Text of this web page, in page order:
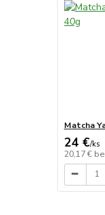
Matcha
24 €/ks
20,17 €